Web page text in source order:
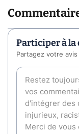
Participer à la
Partagez votre